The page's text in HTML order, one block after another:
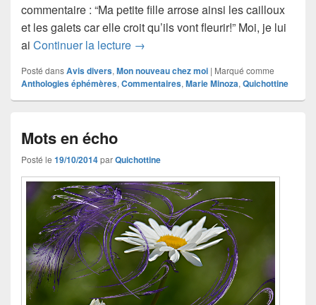
commentaire : “Ma petite fille arrose ainsi les cailloux
et les galets car elle croit qu’ils vont fleurir!” Moi, je lui
ai Continuer la lecture Quand les cailloux fleurissent…
→
Posté dansAvis divers, Mon nouveau chez moi | Marqué comme
Anthologies éphémères, Commentaires, Marie Minoza, Quichottine
Mots en écho
Posté le 19/10/2014parQuichottine